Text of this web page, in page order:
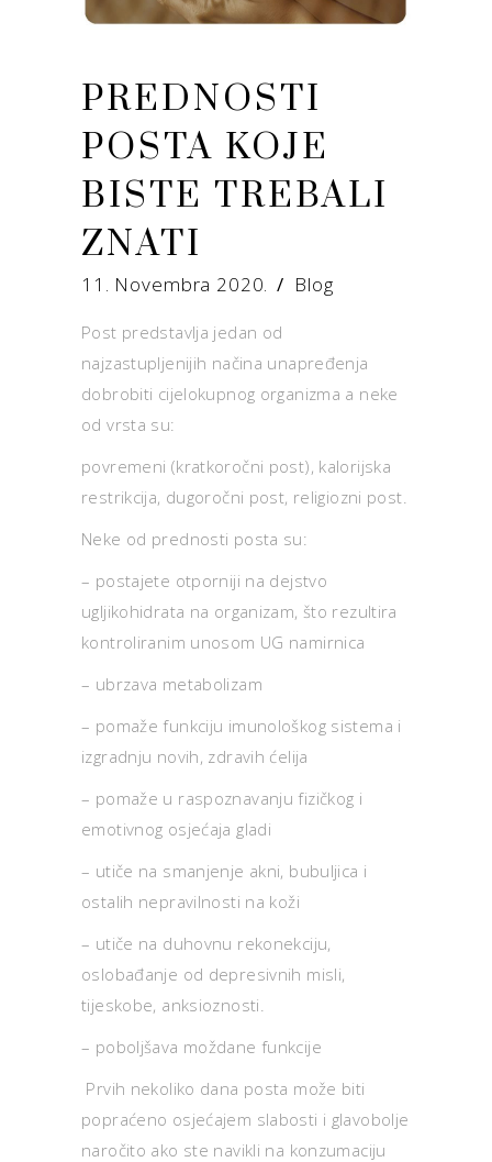
PREDNOSTI
POSTA KOJE
BISTE TREBALI
ZNATI
11. Novembra 2020. Blog
Post predstavlja jedan od
najzastupljenijih načina unapređenja
dobrobiti cijelokupnog organizma a neke
od vrsta su:
povremeni (kratkoročni post), kalorijska
restrikcija, dugoročni post, religiozni post.
Neke od prednosti posta su:
– postajete otporniji na dejstvo
ugljikohidrata na organizam, što rezultira
kontroliranim unosom UG namirnica
– ubrzava metabolizam
– pomaže funkciju imunološkog sistema i
izgradnju novih, zdravih ćelija
– pomaže u raspoznavanju fizičkog i
emotivnog osjećaja gladi
– utiče na smanjenje akni, bubuljica i
ostalih nepravilnosti na koži
– utiče na duhovnu rekonekciju,
oslobađanje od depresivnih misli,
tijeskobe, anksioznosti.
– poboljšava moždane funkcije
Prvih nekoliko dana posta može biti
popraćeno osjećajem slabosti i glavobolje
naročito ako ste navikli na konzumaciju